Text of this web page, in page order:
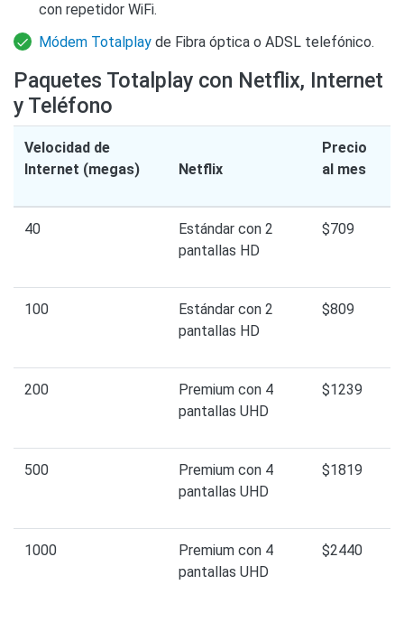
con repetidor WiFi.
Módem Totalplay de Fibra óptica o ADSL telefónico.
Paquetes Totalplay con Netflix, Internet
y Teléfono
Velocidad de
Internet (megas)
Netflix
Precio
al mes
40
Estándar con 2
pantallas HD
$709
100
Estándar con 2
pantallas HD
$809
200
Premium con 4
pantallas UHD
$1239
500
Premium con 4
pantallas UHD
$1819
1000
Premium con 4
pantallas UHD
$2440